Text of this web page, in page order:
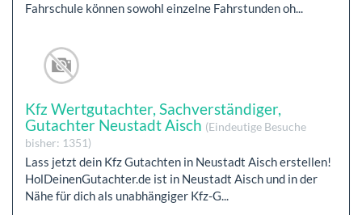
Fahrschule können sowohl einzelne Fahrstunden oh...
Kfz Wertgutachter, Sachverständiger,
Gutachter Neustadt Aisch (Eindeutige Besuche
bisher: 1351)
Lass jetzt dein Kfz Gutachten in Neustadt Aisch erstellen!
HolDeinenGutachter.de ist in Neustadt Aisch und in der
Nähe für dich als unabhängiger Kfz-G...